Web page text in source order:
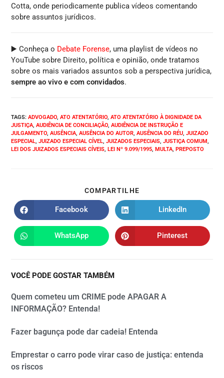
Cotta, onde periodicamente publica vídeos comentando
sobre assuntos jurídicos.
▶️ Conheça o Debate Forense, uma playlist de vídeos no
YouTube sobre Direito, política e opinião, onde tratamos
sobre os mais variados assuntos sob a perspectiva jurídica,
sempre ao vivo e com convidados.
TAGS:ADVOGADO, ATO ATENTATÓRIO, ATO ATENTATÓRIO À DIGNIDADE DA
JUSTIÇA, AUDIÊNCIA DE CONCILIAÇÃO, AUDIÊNCIA DE INSTRUÇÃO E
JULGAMENTO, AUSÊNCIA, AUSÊNCIA DO AUTOR, AUSÊNCIA DO RÉU, JUIZADO
ESPECIAL, JUIZADO ESPECIAL CÍVEL, JUIZADOS ESPECIAIS, JUSTIÇA COMUM,
LEI DOS JUIZADOS ESPECIAIS CÍVEIS, LEI Nº 9.099/1995, MULTA, PREPOSTO
COMPARTILHE
Facebook LinkedIn
WhatsApp Pinterest
VOCÊ PODE GOSTAR TAMBÉM
Quem cometeu um CRIME pode APAGAR A
INFORMAÇÃO? Entenda!
Fazer bagunça pode dar cadeia! Entenda
Emprestar o carro pode virar caso de justiça: entenda
os riscos